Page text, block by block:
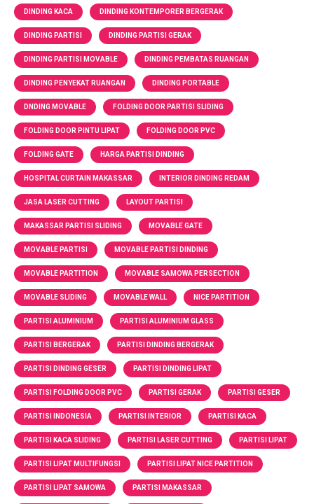
DINDING KACA DINDING KONTEMPORER BERGERAK
DINDING PARTISI DINDING PARTISI GERAK
DINDING PARTISI MOVABLE DINDING PEMBATAS RUANGAN
DINDING PENYEKAT RUANGAN DINDING PORTABLE
DNDING MOVABLE FOLDING DOOR PARTISI SLIDING
FOLDING DOOR PINTU LIPAT FOLDING DOOR PVC
FOLDING GATE HARGA PARTISI DINDING
HOSPITAL CURTAIN MAKASSAR INTERIOR DINDING REDAM
JASA LASER CUTTING LAYOUT PARTISI
MAKASSAR PARTISI SLIDING MOVABLE GATE
MOVABLE PARTISI MOVABLE PARTISI DINDING
MOVABLE PARTITION MOVABLE SAMOWA PERSECTION
MOVABLE SLIDING MOVABLE WALL NICE PARTITION
PARTISI ALUMINIUM PARTISI ALUMINIUM GLASS
PARTISI BERGERAK PARTISI DINDING BERGERAK
PARTISI DINDING GESER PARTISI DINDING LIPAT
PARTISI FOLDING DOOR PVC PARTISI GERAK PARTISI GESER
PARTISI INDONESIA PARTISI INTERIOR PARTISI KACA
PARTISI KACA SLIDING PARTISI LASER CUTTING PARTISI LIPAT
PARTISI LIPAT MULTIFUNGSI PARTISI LIPAT NICE PARTITION
PARTISI LIPAT SAMOWA PARTISI MAKASSAR